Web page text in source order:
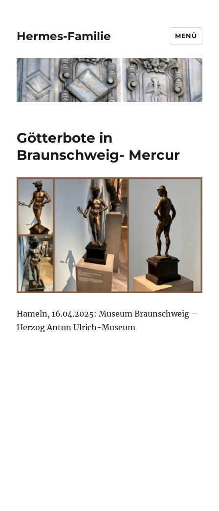
Hermes-Familie MENÜ
Götterbote in
Braunschweig- Mercur
Hameln, 16.04.2025: Museum Braunschweig –
Herzog Anton Ulrich-Museum